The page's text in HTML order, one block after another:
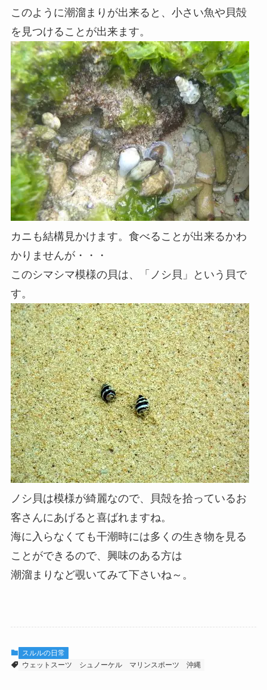
このように潮溜まりが出来ると、小さい魚や貝殻
を見つけることが出来ます。
カニも結構見かけます。食べることが出来るかわ
かりませんが・・・
このシマシマ模様の貝は、「ノシ貝」という貝で
す。
ノシ貝は模様が綺麗なので、貝殻を拾っているお
客さんにあげると喜ばれますね。
海に入らなくても干潮時には多くの生き物を見る
ことができるので、興味のある方は
潮溜まりなど覗いてみて下さいね～。
スルルの日常
ウェットスーツ
シュノーケル マリンスポーツ 沖縄